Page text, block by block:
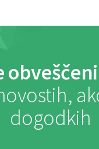
obveščeni
dogodkih